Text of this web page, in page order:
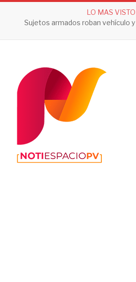
LO MAS VISTO
Sujetos armados roban vehículo